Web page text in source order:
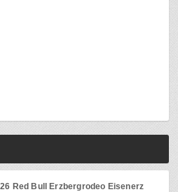
Red Bull Erzbergrodeo Eisenerz